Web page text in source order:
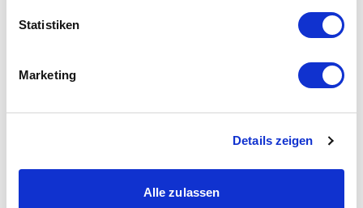
Statistiken
Marketing
Details zeigen
Alle zulassen